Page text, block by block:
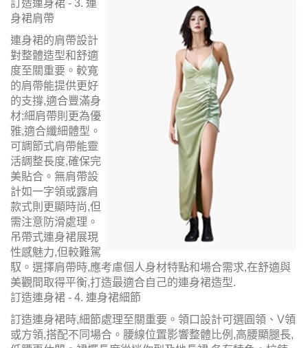
訂造連身裙 - 3. 連
身裙肩帶
連身裙的肩帶設計
對整體造型和舒適
度至關重要。較寬
的肩帶能提供更好
的支撐,適合豐滿身
材;細肩帶則更為優
雅,適合纖細體型。
可調節式肩帶能靈
活調整長度,確保完
美貼合。無肩帶設
計如一字領或露肩
款式則更顯時尚,但
需注意防滑處理。
吊帶式連身裙展現
性感魅力,但較難駕
馭。選擇肩帶時,應考慮個人身材特點和場合需求,在舒適與
美觀間取得平衡,打造最適合自己的連身裙造型.
訂造連身裙 - 4. 連身裙細節
訂造連身裙時,細節處理至關重要。領口設計可選圓領、V領
或方領,搭配不同場合。腰線位置影響整體比例,高腰顯腿長,